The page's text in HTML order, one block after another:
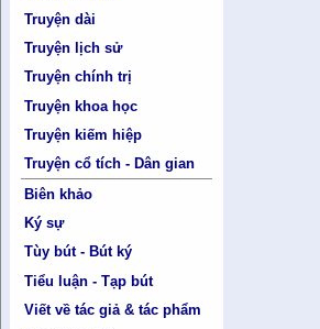
Truyện dài
Truyện lịch sử
Truyện chính trị
Truyện khoa học
Truyện kiếm hiệp
Truyện cổ tích - Dân gian
Biên khảo
Ký sự
Tùy bút - Bút ký
Tiểu luận - Tạp bút
Viết về tác giả & tác phẩm